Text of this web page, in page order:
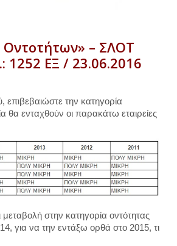
Οντοτήτων» – ΣΛΟΤ
1252 ΕΞ / 23.06.2016
την κατηγορία
θα ενταχθούν οι παρακάτω εταιρείες
στην κατηγορία οντότητας
για να την εντάξω ορθά στο 2015, τι